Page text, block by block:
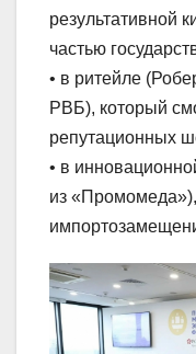
результативной
частью
• в ритейле
РВБ), который
репутационных
• в
из